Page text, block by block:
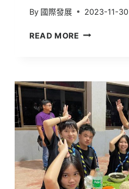
術
典
By 國際發展 2023-11-30
READ MORE 泰
務
習
│
唯
一
的
不
變